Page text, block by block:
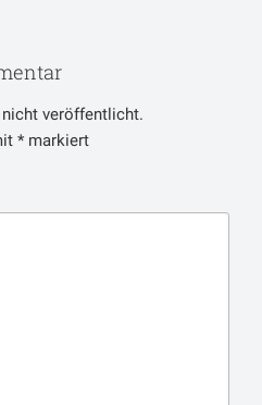
nicht veröffentlicht.
* markiert